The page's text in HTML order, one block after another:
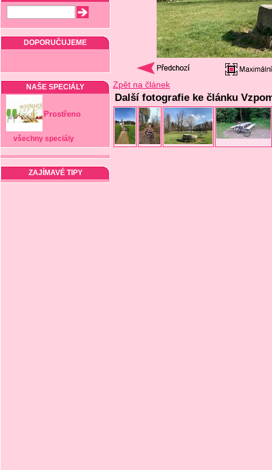
DOPORUČUJEME
NAŠE SPECIÁLY
Prostřeno
všechny speciály
ZAJÍMAVÉ TIPY
Zpět na článek
Další fotografie ke článku